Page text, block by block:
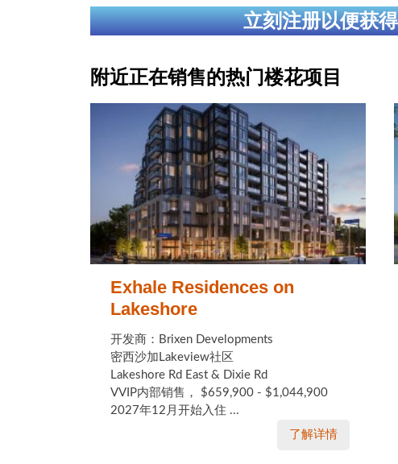
立刻注册以便获
附近正在销售的热门楼花项目
Exhale Residences on
Lakeshore
开发商：Brixen Developments
密西沙加Lakeview社区
Lakeshore Rd East & Dixie Rd
VVIP内部销售， $659,900 - $1,044,900
2027年12月开始入住 ...
了解详情